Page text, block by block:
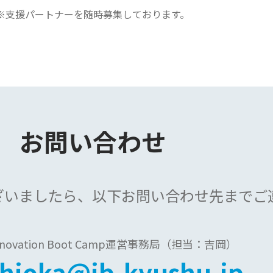
援パートナーを随時募集しております。
お問い合わせ
ましたら、 以下お問い合わせ先までご
Boot Camp運営事務局 （担当：吉岡）